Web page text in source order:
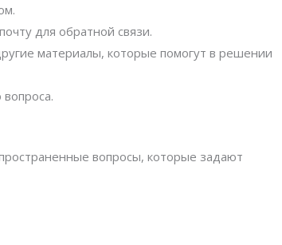
для обратной связи.
материалы, которые помогут в решении
вопросы, которые задают